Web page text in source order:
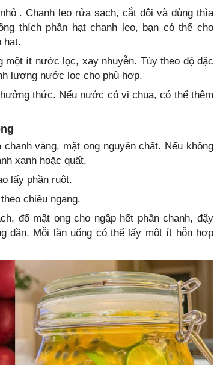
. Chanh leo rửa sạch, cắt đôi và dùng thìa
thích phần hạt chanh leo, bạn có thể cho
hạt.
một ít nước lọc, xay nhuyễn. Tùy theo độ đặc
lượng nước lọc cho phù hợp.
thức. Nếu nước có vị chua, có thể thêm
vàng, mật ong nguyên chất. Nếu không
xanh hoặc quất.
lấy phần ruột.
chiều ngang.
đổ mật ong cho ngập hết phần chanh, đậy
dần. Mỗi lần uống có thể lấy một ít hỗn hợp